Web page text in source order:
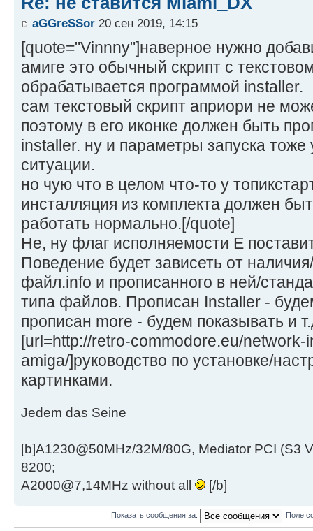
aGGreSSor 20 сен 2019, 14:15
[quote="Vinnny"]наверное нужно
амиге это обычный скрипт с
обрабатывается программой installer.
сам текстовый скрипт априори не
поэтому в его иконке должен быть
installer. ну и параметры запуска тоже
ситуации.
но чую что в целом что-то у
инсталляция из комплекта должен
работать нормально.[/quote]
Не, ну флаг исполняемости E
Поведение будет зависеть от
файл.info и прописанного в ней/
типа файлов. Прописан Installer -
прописан more - будем показывать и
[url=http://retro-commodore.eu/
amiga/]руководство по установке/
картинками.
Jedem das Seine
[b]A1230@50MHz/32M/80G, Mediator PCI (S3
8200;
A2000@7,14MHz without all
[/b]
Показать сообщения за: Поле